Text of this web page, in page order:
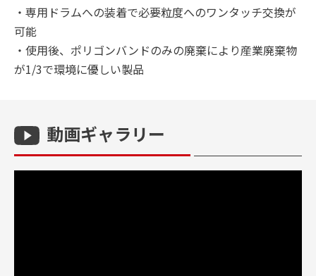
・専用ドラムへの装着で必要粒度へのワンタッチ交換が
可能
・使用後、ポリゴンバンドのみの廃棄により産業廃棄物
が1/3で環境に優しい製品
動画ギャラリー